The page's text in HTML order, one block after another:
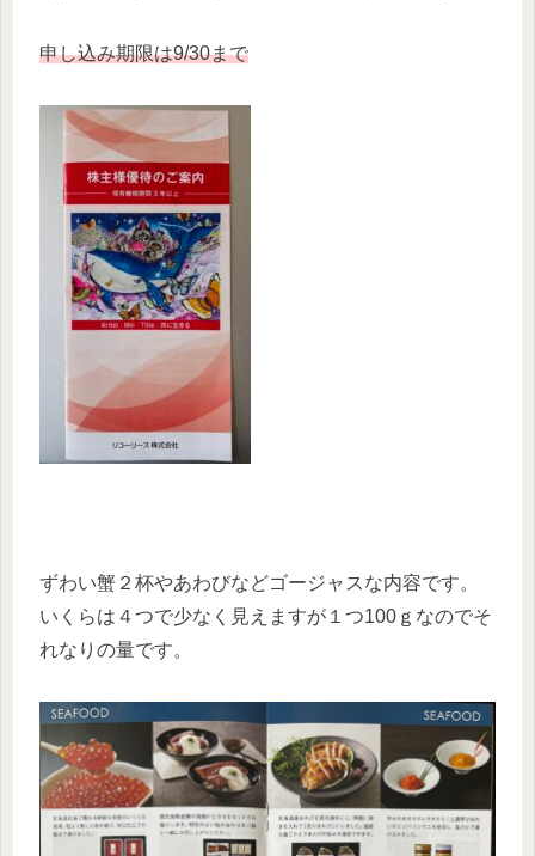
申し込み期限は9/30まで
ずわい蟹２杯やあわびなどゴージャスな内容です。
いくらは４つで少なく見えますが１つ100ｇなのでそ
れなりの量です。